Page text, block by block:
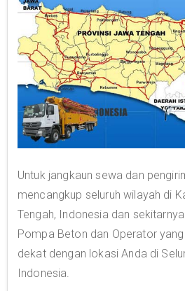
Untuk jangkaun sewa dan
mencangkup seluruh wilayah di
Tengah, Indonesia dan
Pompa Beton dan Operator
dekat dengan lokasi Anda di
Indonesia.